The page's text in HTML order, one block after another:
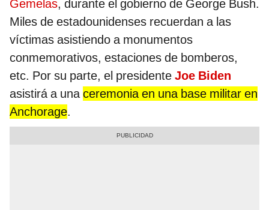
Gemelas, durante el gobierno de George Bush.
Miles de estadounidenses recuerdan a las
víctimas asistiendo a monumentos
conmemorativos, estaciones de bomberos,
etc. Por su parte, el presidente Joe Biden
asistirá a unaceremonia en una base militar en
Anchorage.